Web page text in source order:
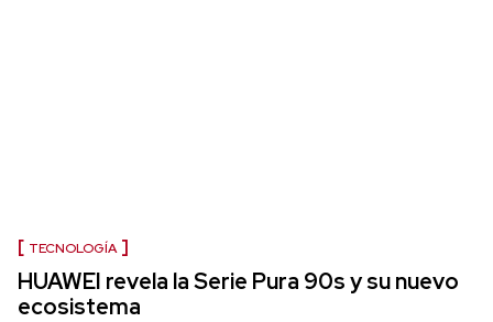
TECNOLOGÍA
HUAWEI revela la Serie Pura 90s y su nuevo
ecosistema